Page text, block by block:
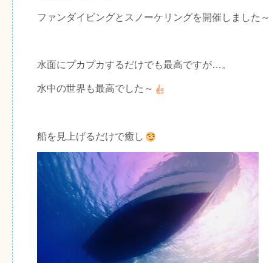
ファンダイビングとスノーケリングを開催しました～
水面にプカプカするだけでも最高ですが…。
水中の世界も最高でした～
船を見上げるだけで癒し